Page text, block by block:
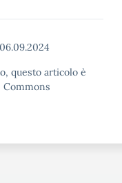
06.09.2024
questo articolo è
Commons